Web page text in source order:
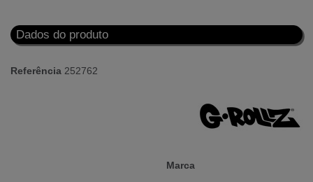
Dados do produto
Marca
Referência 252762